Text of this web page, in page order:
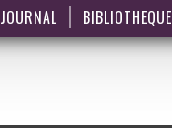
JOURNAL BIBLIOTHEQUE